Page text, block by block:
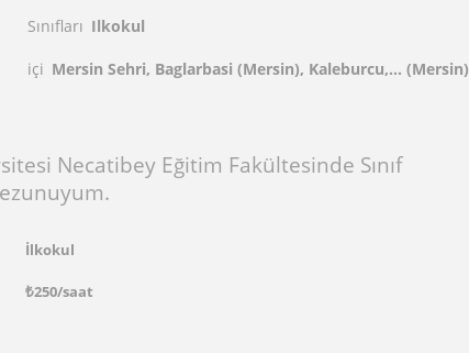
Sınıfları Ilkokul
içi Mersin Sehri, Baglarbasi (Mersin), Kaleburcu,... (Mersin)
Necatibey Eğitim Fakültesinde Sınıf
İlkokul
₺250/saat